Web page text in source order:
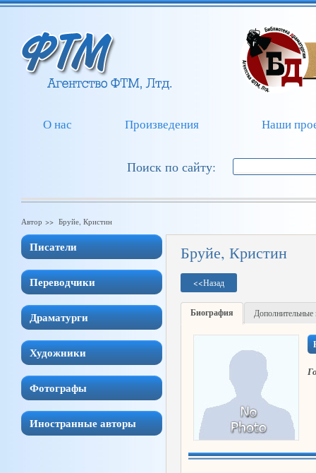
О нас Произведения Наши
Поиск по сайту:
Автор >> Бруйе, Кристин
Писатели
Переводчики
Драматурги
Художники
Фотографы
Иностранные авторы
Бруйе, Кристин
<<Назад
Биография